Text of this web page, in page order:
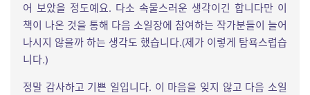
어 보았을 정도예요. 다소 속물스러운 생각이긴 합니다만 이
책이 나온 것을 통해 다음 소일장에 참여하는 작가분들이 늘어
나시지 않을까 하는 생각도 했습니다.(제가 이렇게 탐욕스럽습
니다.)
정말 감사하고 기쁜 일입니다. 이 마음을 잊지 않고 다음 소일